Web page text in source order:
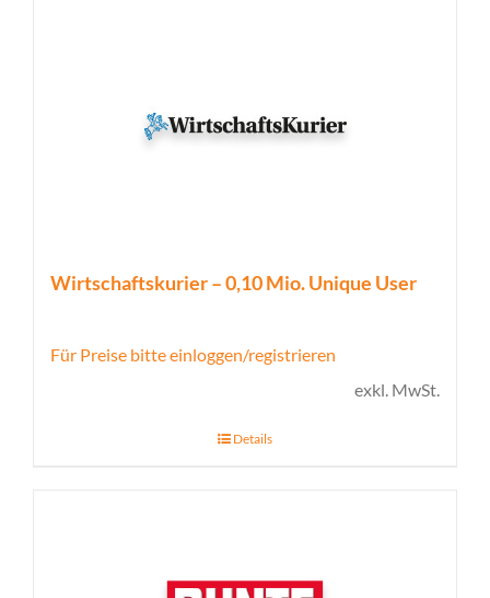
Wirtschaftskurier – 0,10 Mio. Unique User
Für Preise bitte einloggen/registrieren
exkl. MwSt.
Details